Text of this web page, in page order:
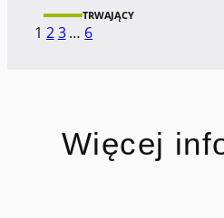
TRWAJĄCY
1 23 … 6
Więcej